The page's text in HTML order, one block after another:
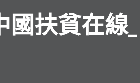
扶貧在線_